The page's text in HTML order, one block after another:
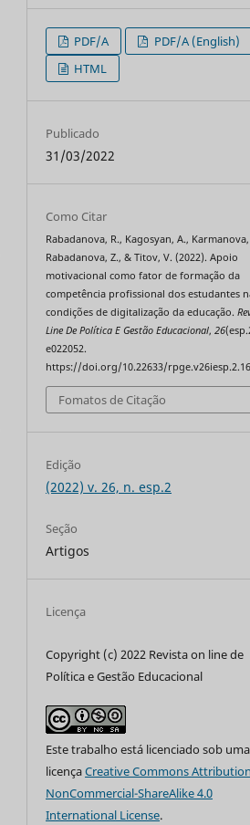
PDF/A
PDF/A (English)
HTML
Publicado
31/03/2022
Como Citar
Rabadanova, R., Kagosyan, A., Karmanova,
Rabadanova, Z., & Titov, V. (2022). Apoio
motivacional como fator de formação da
competência profissional dos estudantes
condições de digitalização da educação.
Line De Política E Gestão Educacional,26
e022052.
https://doi.org/10.22633/
Fomatos de Citação
Edição
(2022) v. 26, n. esp.2
Seção
Artigos
Licença
Copyright (c) 2022 Revista on line de
Política e Gestão Educacional
Este trabalho está licenciado sob uma
licençaCreative Commons
NonCommercial-ShareAlike 4.0
International License.